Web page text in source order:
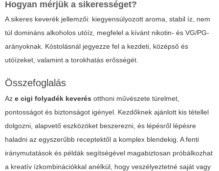
Hogyan mérjük a sikerességet?
A sikeres keverék jellemzői: kiegyensúlyozott aroma, stabil íz, nem
túl domináns alkoholos utóíz, megfelel a kívánt nikotin- és VG/PG-
arányoknak. Kóstolásnál jegyezze fel a kezdeti, középső és
utóízeket, valamint a torokhatás erősségét.
Összefoglalás
Az e cigi folyadék keverés otthoni művészete türelmet,
pontosságot és biztonságot igényel. Kezdőknek ajánlott kis tétellel
dolgozni, alapvető eszközöket beszerezni, és lépésről lépésre
haladni az egyszerűbb receptektől a komplex blendekig. A fenti
iránymutatások és példák segítségével magabiztosan próbálkozhat
a kreatív ízkombinációkkal anélkül, hogy veszélyeztetné saját vagy